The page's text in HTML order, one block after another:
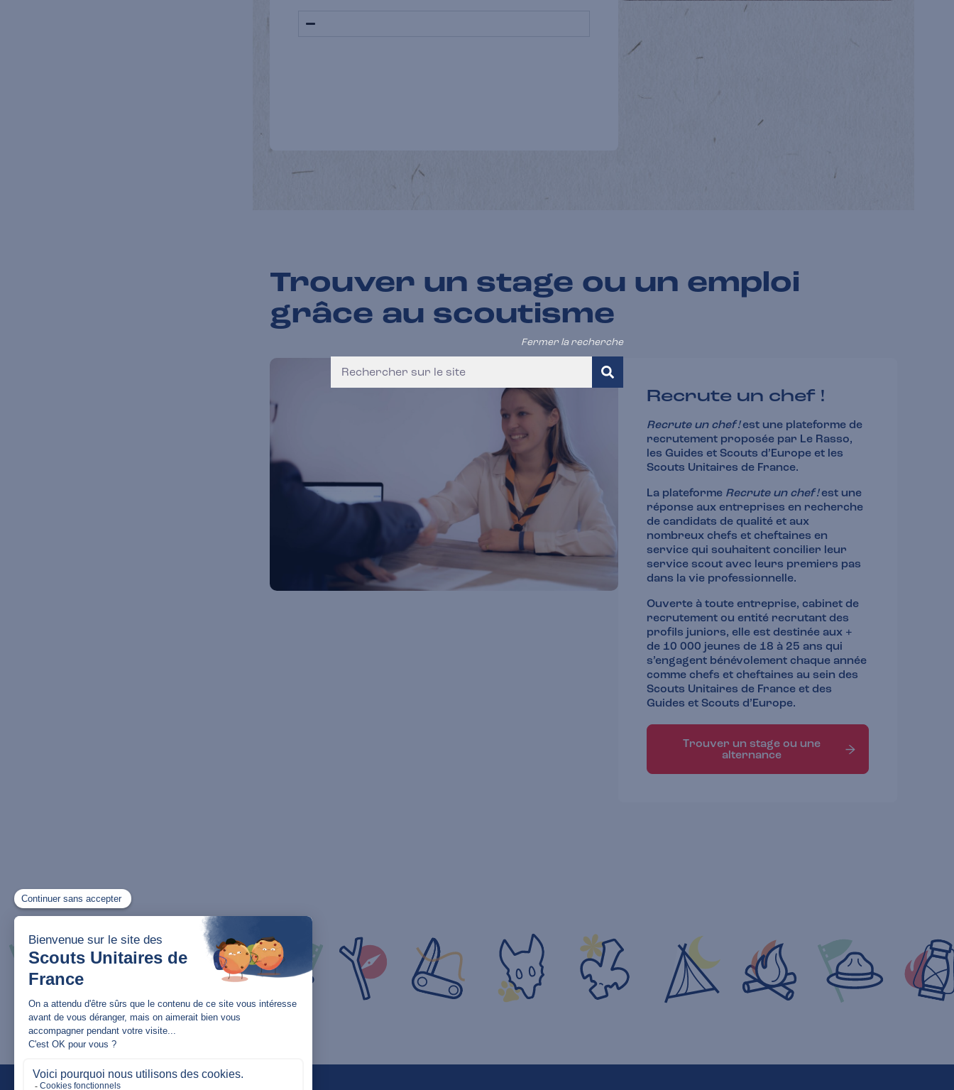
Fermer la recherche
Trouver un stage ou un emploi
grâce au scoutisme
Recrute un chef !
Recrute un chef !est une plateforme de
recrutement proposée par Le Rasso,
les Guides et Scouts d’Europe et les
Scouts Unitaires de France.
La plateforme Recrute un chef !est une
réponse aux entreprises en recherche
de candidats de qualité et aux
nombreux chefs et cheftaines en
service qui souhaitent concilier leur
service scout avec leurs premiers pas
dans la vie professionnelle.
Ouverte à toute entreprise, cabinet de
recrutement ou entité recrutant des
profils juniors, elle est destinée aux +
de 10 000 jeunes de 18 à 25 ans qui
s’engagent bénévolement chaque année
comme chefs et cheftaines au sein des
Scouts Unitaires de France et des
Guides et Scouts d’Europe.
Trouver un stage ou une
alternance